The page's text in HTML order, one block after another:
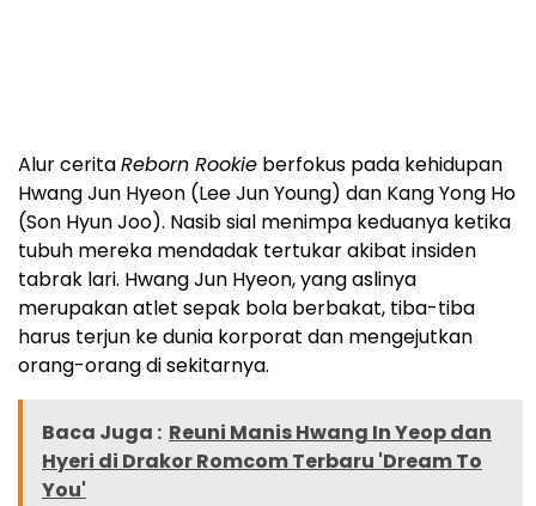
Alur ceritaReborn Rookie berfokus pada kehidupan
Hwang Jun Hyeon (Lee Jun Young) dan Kang Yong Ho
(Son Hyun Joo). Nasib sial menimpa keduanya ketika
tubuh mereka mendadak tertukar akibat insiden
tabrak lari. Hwang Jun Hyeon, yang aslinya
merupakan atlet sepak bola berbakat, tiba-tiba
harus terjun ke dunia korporat dan mengejutkan
orang-orang di sekitarnya.
Baca Juga : Reuni Manis Hwang In Yeop dan
Hyeri di Drakor Romcom Terbaru 'Dream To
You'